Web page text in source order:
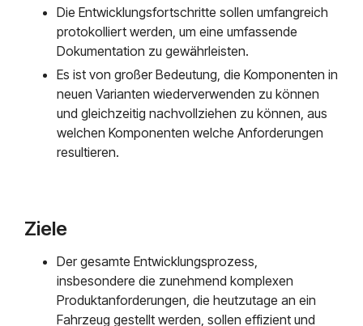
Die Entwicklungsfortschritte sollen umfangreich
protokolliert werden, um eine umfassende
Dokumentation zu gewährleisten.
Es ist von großer Bedeutung, die Komponenten in
neuen Varianten wiederverwenden zu können
und gleichzeitig nachvollziehen zu können, aus
welchen Komponenten welche Anforderungen
resultieren.
Ziele
Der gesamte Entwicklungsprozess,
insbesondere die zunehmend komplexen
Produktanforderungen, die heutzutage an ein
Fahrzeug gestellt werden, sollen effizient und